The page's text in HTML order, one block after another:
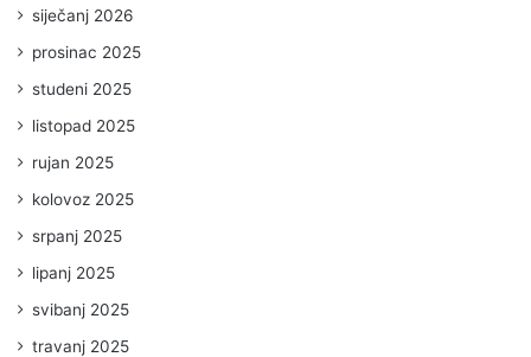
siječanj 2026
prosinac 2025
studeni 2025
listopad 2025
rujan 2025
kolovoz 2025
srpanj 2025
lipanj 2025
svibanj 2025
travanj 2025